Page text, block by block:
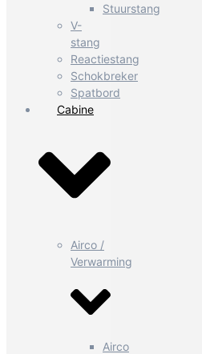
Stuurstang
V-
stang
Reactiestang
Schokbreker
Spatbord
Cabine
Airco /
Verwarming
Airco